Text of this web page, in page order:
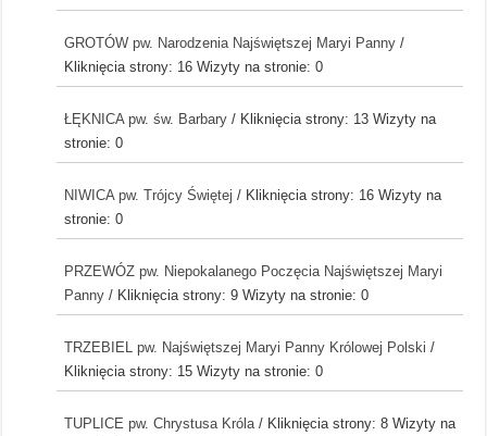
GROTÓW pw. Narodzenia Najświętszej Maryi Panny /
Kliknięcia strony: 16 Wizyty na stronie: 0
ŁĘKNICA pw. św. Barbary / Kliknięcia strony: 13 Wizyty na
stronie: 0
NIWICA pw. Trójcy Świętej / Kliknięcia strony: 16 Wizyty na
stronie: 0
PRZEWÓZ pw. Niepokalanego Poczęcia Najświętszej Maryi
Panny / Kliknięcia strony: 9 Wizyty na stronie: 0
TRZEBIEL pw. Najświętszej Maryi Panny Królowej Polski /
Kliknięcia strony: 15 Wizyty na stronie: 0
TUPLICE pw. Chrystusa Króla / Kliknięcia strony: 8 Wizyty na